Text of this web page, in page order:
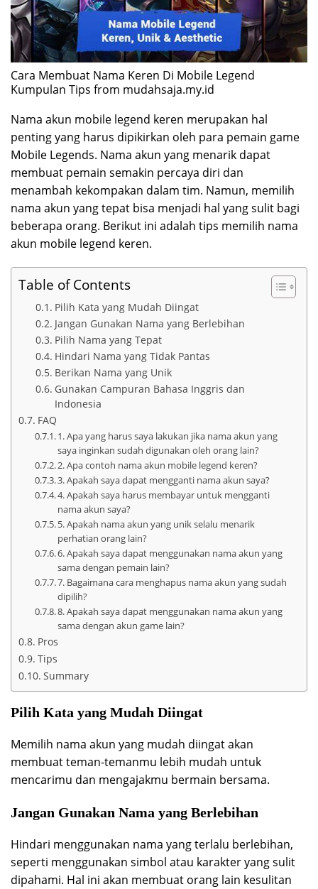
Cara Membuat Nama Keren Di Mobile Legend
Kumpulan Tips from mudahsaja.my.id
Nama akun mobile legend keren merupakan hal
penting yang harus dipikirkan oleh para pemain game
Mobile Legends. Nama akun yang menarik dapat
membuat pemain semakin percaya diri dan
menambah kekompakan dalam tim. Namun, memilih
nama akun yang tepat bisa menjadi hal yang sulit bagi
beberapa orang. Berikut ini adalah tips memilih nama
akun mobile legend keren.
Table of Contents
Pilih Kata yang Mudah Diingat
Jangan Gunakan Nama yang Berlebihan
Pilih Nama yang Tepat
Hindari Nama yang Tidak Pantas
Berikan Nama yang Unik
Gunakan Campuran Bahasa Inggris dan
Indonesia
FAQ
1. Apa yang harus saya lakukan jika nama akun yang
saya inginkan sudah digunakan oleh orang lain?
2. Apa contoh nama akun mobile legend keren?
3. Apakah saya dapat mengganti nama akun saya?
4. Apakah saya harus membayar untuk mengganti
nama akun saya?
5. Apakah nama akun yang unik selalu menarik
perhatian orang lain?
6. Apakah saya dapat menggunakan nama akun yang
sama dengan pemain lain?
7. Bagaimana cara menghapus nama akun yang sudah
dipilih?
8. Apakah saya dapat menggunakan nama akun yang
sama dengan akun game lain?
Pros
Tips
Summary
Pilih Kata yang Mudah Diingat
Memilih nama akun yang mudah diingat akan
membuat teman-temanmu lebih mudah untuk
mencarimu dan mengajakmu bermain bersama.
Jangan Gunakan Nama yang Berlebihan
Hindari menggunakan nama yang terlalu berlebihan,
seperti menggunakan simbol atau karakter yang sulit
dipahami. Hal ini akan membuat orang lain kesulitan